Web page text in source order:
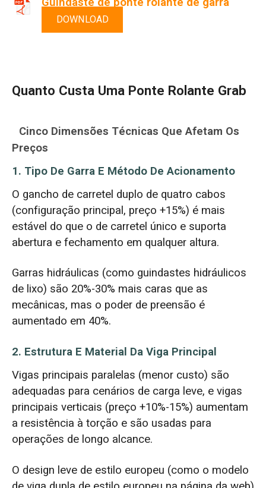
DOWNLOAD
Quanto Custa Uma Ponte Rolante Grab
Cinco Dimensões Técnicas Que Afetam Os
Preços
1. Tipo De Garra E Método De Acionamento
O gancho de carretel duplo de quatro cabos
(configuração principal, preço +15%) é mais
estável do que o de carretel único e suporta
abertura e fechamento em qualquer altura.
Garras hidráulicas (como guindastes hidráulicos
de lixo) são 20%-30% mais caras que as
mecânicas, mas o poder de preensão é
aumentado em 40%.
2. Estrutura E Material Da Viga Principal
Vigas principais paralelas (menor custo) são
adequadas para cenários de carga leve, e vigas
principais verticais (preço +10%-15%) aumentam
a resistência à torção e são usadas para
operações de longo alcance.
O design leve de estilo europeu (como o modelo